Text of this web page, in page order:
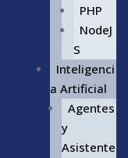
PHP
NodeJ
S
Inteligenci
a Artificial
Agentes
y
Asistente